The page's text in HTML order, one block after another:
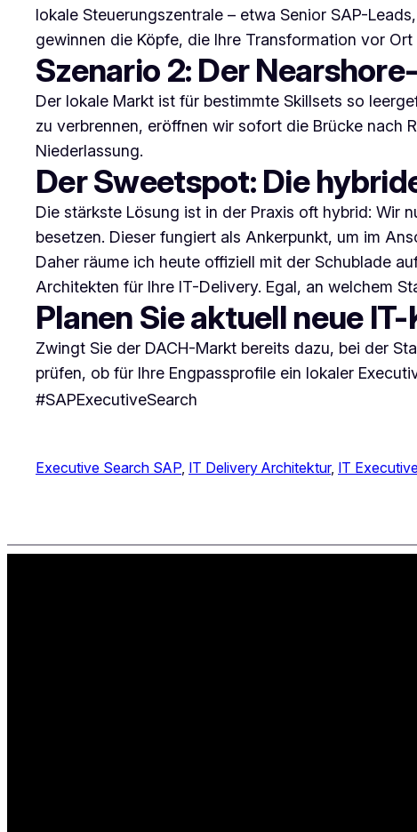
lokale Steuerungszentrale – etwa Senior SAP-
gewinnen die Köpfe, die Ihre Transformation vor Ort
Szenario 2: Der
Der lokale Markt ist für bestimmte Skillsets so
zu verbrennen, eröffnen wir sofort die Brücke nach
Niederlassung.
Der Sweetspot: Die
Die stärkste Lösung ist in der Praxis oft hybrid: Wir
besetzen. Dieser fungiert als Ankerpunkt, um im
Daher räume ich heute offiziell mit der Schublade
Architekten für Ihre IT-Delivery. Egal, an welchem
Planen Sie aktuell neue
Zwingt Sie der DACH-Markt bereits dazu, bei der
prüfen, ob für Ihre Engpassprofile ein lokaler
#SAPExecutiveSearch
Executive Search SAP IT Delivery Architektur, IT